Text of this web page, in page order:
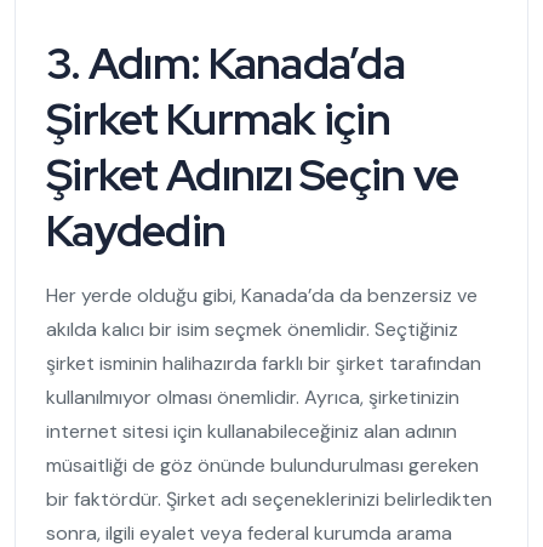
3. Adım: Kanada’da
Şirket Kurmak için
Şirket Adınızı Seçin ve
Kaydedin
Her yerde olduğu gibi, Kanada’da da benzersiz ve
akılda kalıcı bir isim seçmek önemlidir. Seçtiğiniz
şirket isminin halihazırda farklı bir şirket tarafından
kullanılmıyor olması önemlidir. Ayrıca, şirketinizin
internet sitesi için kullanabileceğiniz alan adının
müsaitliği de göz önünde bulundurulması gereken
bir faktördür. Şirket adı seçeneklerinizi belirledikten
sonra, ilgili eyalet veya federal kurumda arama